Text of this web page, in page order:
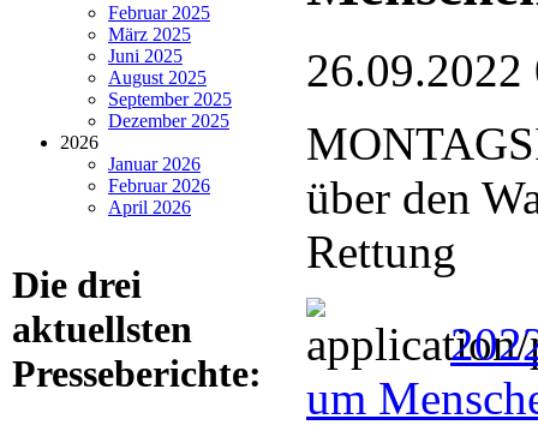
Februar 2025
März 2025
Juni 2025
August 2025
September 2025
Dezember 2025
2026
Januar 2026
Februar 2026
April 2026
Die drei
aktuellsten
Presseberichte:
26.09.2022
über den
Rettung
um